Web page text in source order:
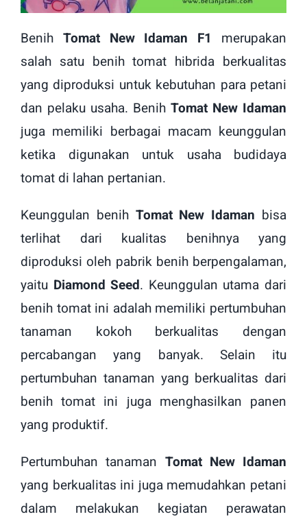
Benih Tomat New Idaman F1 merupakan
salah satu benih tomat hibrida berkualitas
yang diproduksi untuk kebutuhan para petani
dan pelaku usaha. Benih Tomat New Idaman
juga memiliki berbagai macam keunggulan
ketika digunakan untuk usaha budidaya
tomat di lahan pertanian.
Keunggulan benih Tomat New Idaman bisa
terlihat dari kualitas benihnya yang
diproduksi oleh pabrik benih berpengalaman,
yaitu Diamond Seed. Keunggulan utama dari
benih tomat ini adalah memiliki pertumbuhan
tanaman kokoh berkualitas dengan
percabangan yang banyak. Selain itu
pertumbuhan tanaman yang berkualitas dari
benih tomat ini juga menghasilkan panen
yang produktif.
Pertumbuhan tanaman Tomat New Idaman
yang berkualitas ini juga memudahkan petani
dalam melakukan kegiatan perawatan